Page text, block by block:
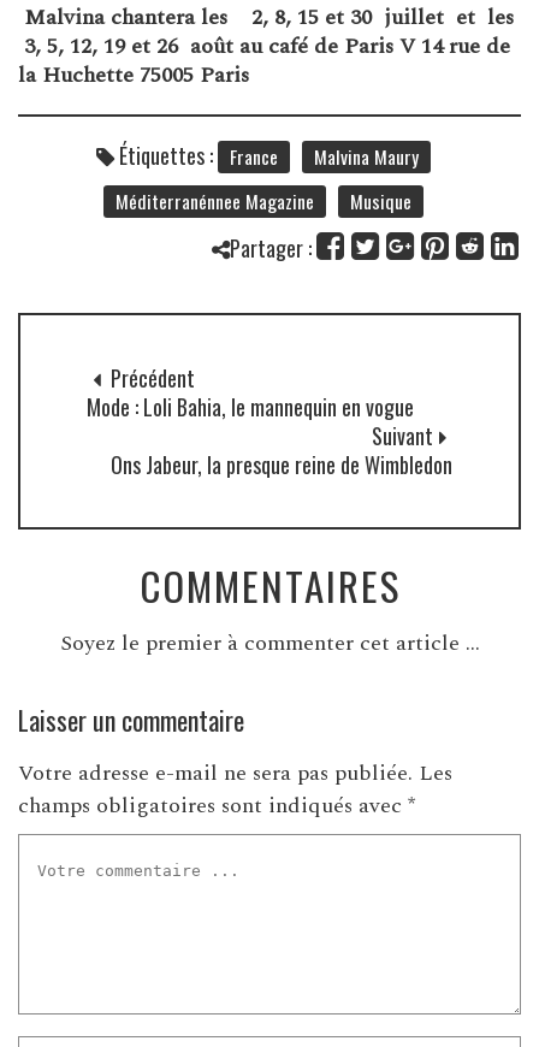
Malvina chantera les 2, 8, 15 et 30 juillet et les
3, 5, 12, 19 et 26 août au café de Paris V 14 rue de
la Huchette 75005 Paris
Étiquettes : France
Malvina Maury
Méditerranénnee Magazine
Musique
Partager :
Précédent
Mode : Loli Bahia, le mannequin en vogue
Suivant
Ons Jabeur, la presque reine de Wimbledon
COMMENTAIRES
Soyez le premier à commenter cet article ...
Laisser un commentaire
Votre adresse e-mail ne sera pas publiée. Les
champs obligatoires sont indiqués avec *